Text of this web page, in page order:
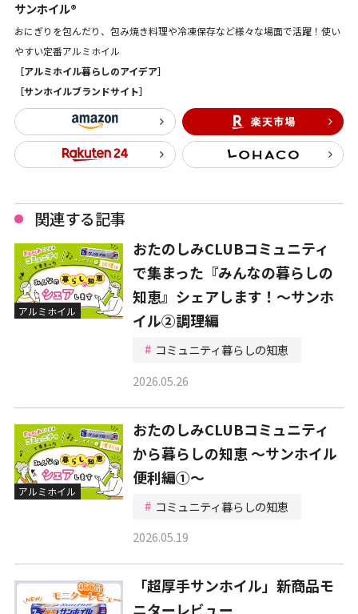
サンホイル®
おにぎりを包んだり、包み焼き料理や冷凍保存など様々な場面で活躍！使い
やすい定番アルミホイル
［アルミホイル暮らしのアイデア］
［サンホイルブランドサイト］
関連する記事
アルミホイル
おたのしみCLUBコミュニティ
で集まった『みんなの暮らしの
知恵』シェアします！～サンホ
イル②調理編
コミュニティ暮らしの知恵
2026.05.26
アルミホイル
おたのしみCLUBコミュニティ
から暮らしの知恵 ～サンホイル
便利編①～
コミュニティ暮らしの知恵
2026.05.19
「超厚手サンホイル」新商品モ
ニターレビュー